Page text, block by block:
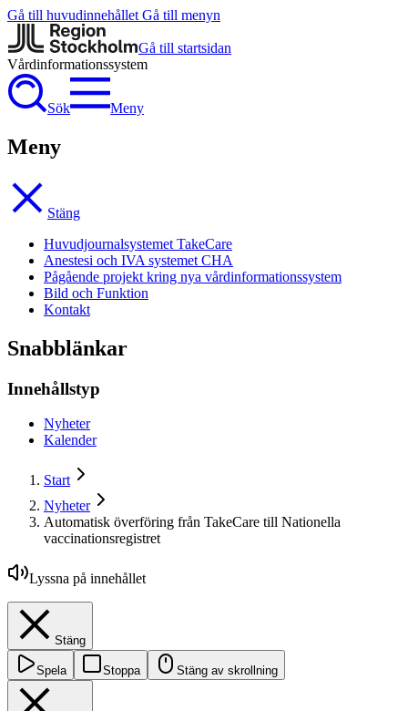
Gå till huvudinnehållet Gå till menyn
Gå till startsidan
Vårdinformationssystem
Sök Meny
Meny
Stäng
Huvudjournalsystemet TakeCare
Anestesi och IVA systemet CHA
Pågående projekt kring nya vårdinformationssystem
Bild och Funktion
Kontakt
Snabblänkar
Innehållstyp
Nyheter
Kalender
Start
Nyheter
Automatisk överföring från TakeCare till Nationella
vaccinationsregistret
Lyssna på innehållet
Stäng
Spela Stoppa Stäng av skrollning